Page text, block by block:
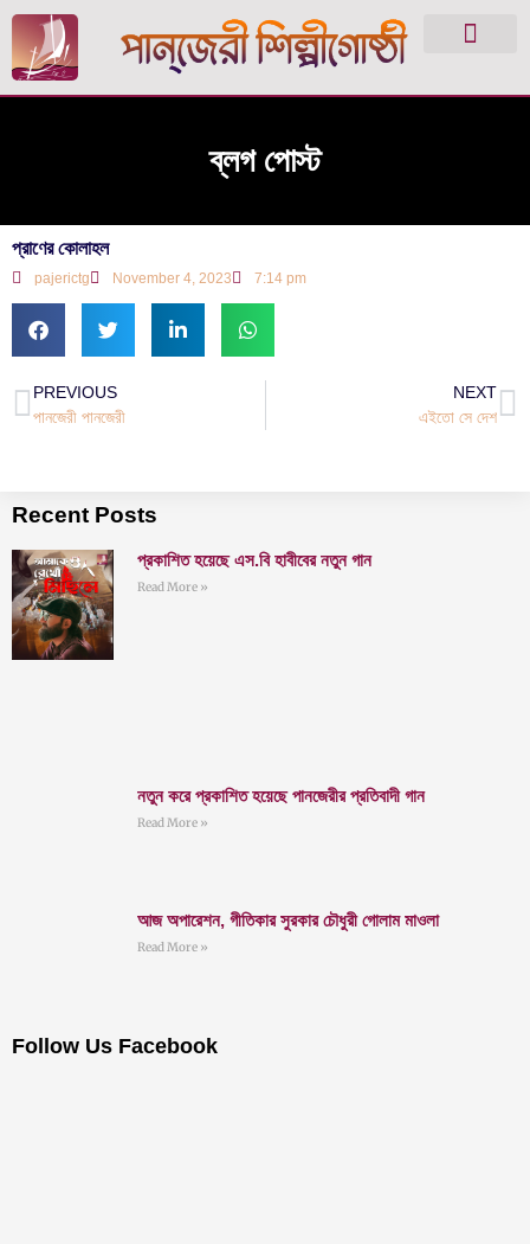
ব্লগ পোস্ট
প্রাণের কোলাহল
pajerictg November 4, 2023 7:14 pm
PREVIOUS
পানজেরী পানজেরী
NEXT
এইতো সে দেশ
Recent Posts
প্রকাশিত হয়েছে এস.বি হাবীবের নতুন গান
Read More »
নতুন করে প্রকাশিত হয়েছে পানজেরীর প্রতিবাদী গান
Read More »
আজ অপারেশন, গীতিকার সুরকার চৌধুরী গোলাম মাওলা
Read More »
Follow Us Facebook